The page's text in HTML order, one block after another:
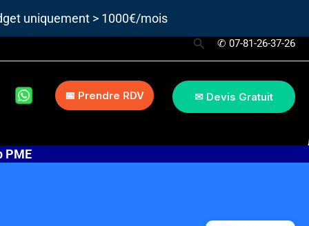
uniquement > 1000€/mois
Rechercher
✆ 07-81-26-37-26
📅 Prendre RDV ✉ Devis Gratuit
PME